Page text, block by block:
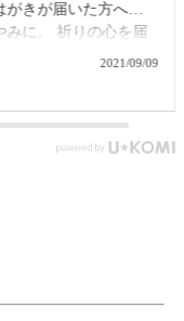
がきが届いた方への
みに。 祈りの心を届
り物で、故人をしの
/一葉/紅梅/椿（甘・
入（桐箱） ▼メモリ
2021/09/09